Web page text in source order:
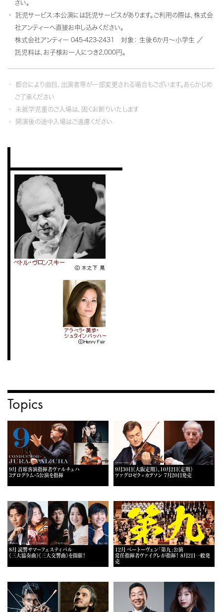
さい。
託児サービス:本公演には託児サービスがあります。ご利用の際は、株式会
社アンティーへ直接お申し込みください。
株式会社アンティー 045-423-2431 対象： 生後６か月～小学生 ／
託児料は、お子様お一人につき2,000円。
都合により曲目、出演者等が一部変更される場合もございます。あらかじめ
ご了承ください
未就学児童のご入場は、固くお断りいたします
開演後の途中入場はご遠慮ください
Topics
9月 首席客演指揮者ヴァルチュハ
3プログラム・5公演を指揮
9月30日《大阪定期》、10月2日《定期》
ツァグロゼク×カプソン 7月20日発売
8月 読響サマーフェスティバル
《三大協奏曲》《三大交響曲》を開催！
12月 ベートーヴェン「第九」公演
常任指揮者ヴァイグレが指揮！ 8月2日一般発
売